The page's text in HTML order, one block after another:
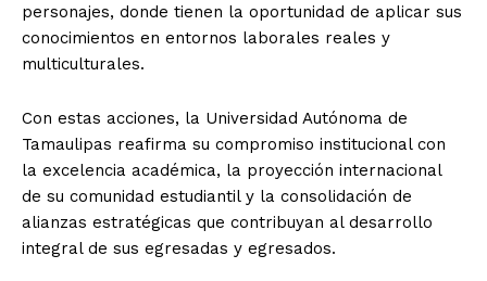
personajes, donde tienen la oportunidad de aplicar sus
conocimientos en entornos laborales reales y
multiculturales.
Con estas acciones, la Universidad Autónoma de
Tamaulipas reafirma su compromiso institucional con
la excelencia académica, la proyección internacional
de su comunidad estudiantil y la consolidación de
alianzas estratégicas que contribuyan al desarrollo
integral de sus egresadas y egresados.